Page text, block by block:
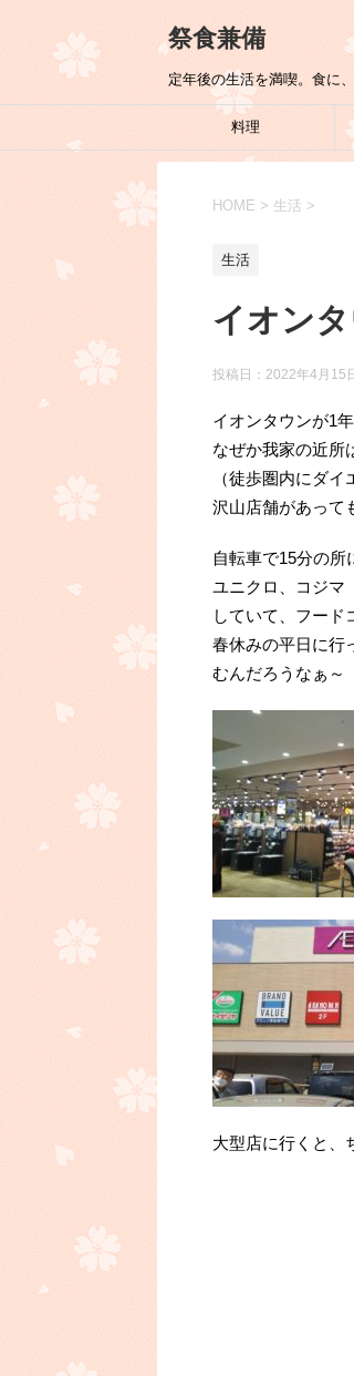
祭食兼備
定年後の生活を満喫。食に
料理
HOME > 生活 >
生活
イオン
投稿日： 2022年4月15
イオンタウンが1
なぜか我家の近所
（徒歩圏内にダ
沢山店舗があって
自転車で15分の所
ユニクロ、コジマ
していて、フード
春休みの平日に行
むんだろうなぁ～
大型店に行くと、